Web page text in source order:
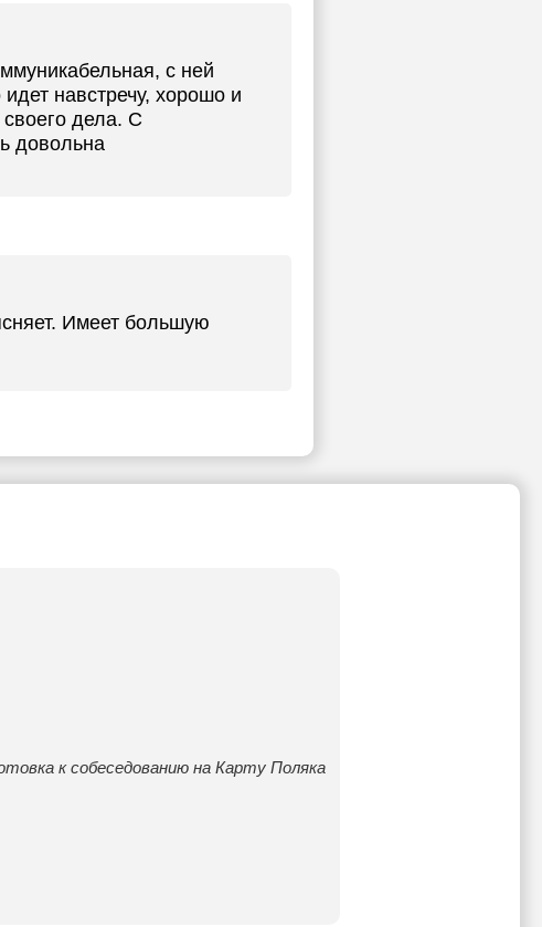
с ней
навстречу, хорошо и
дела. С
довольна
Имеет большую
к собеседованию на Карту Поляка